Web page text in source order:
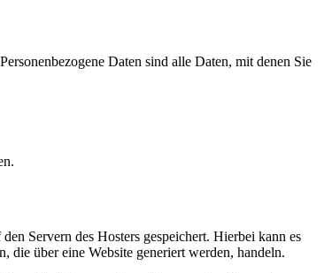
Daten sind alle Daten, mit denen Sie
Servern des Hosters gespeichert. Hierbei kann es
die über eine Website generiert werden, handeln.